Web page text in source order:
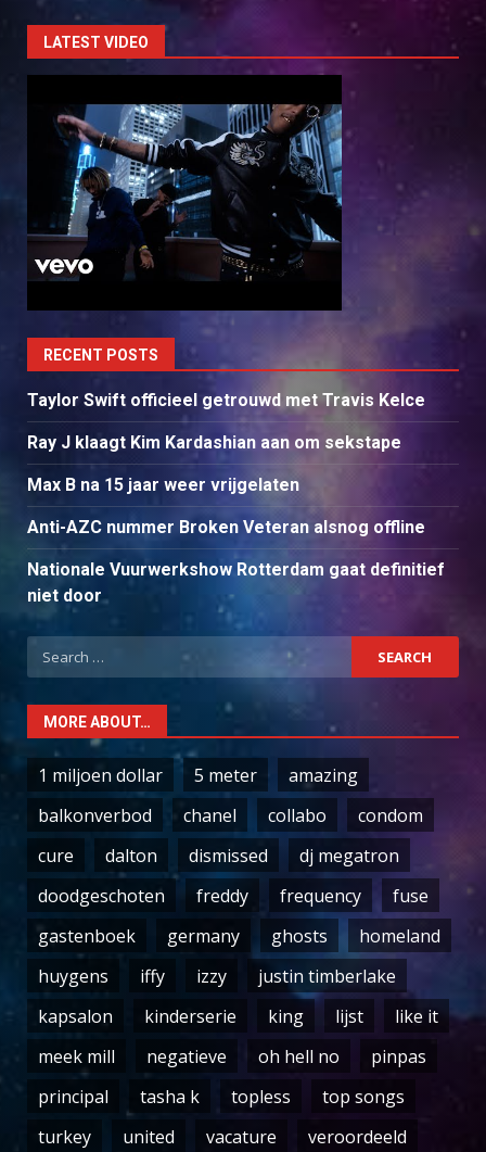
LATEST VIDEO
RECENT POSTS
Taylor Swift officieel getrouwd met Travis Kelce
Ray J klaagt Kim Kardashian aan om sekstape
Max B na 15 jaar weer vrijgelaten
Anti-AZC nummer Broken Veteran alsnog offline
Nationale Vuurwerkshow Rotterdam gaat definitief
niet door
Search
for:
MORE ABOUT…
1 miljoen dollar 5 meter
amazing
balkonverbod
chanel collabo
condom
cure
dalton dismissed
dj megatron
doodgeschoten
freddy frequency
fuse
gastenboek
germany ghosts
homeland
huygens
iffy izzy
justin timberlake
kapsalon
kinderserie king lijst
like it
meek mill
negatieve oh hell no
pinpas
principal
tasha k topless
top songs
turkey
united vacature veroordeeld